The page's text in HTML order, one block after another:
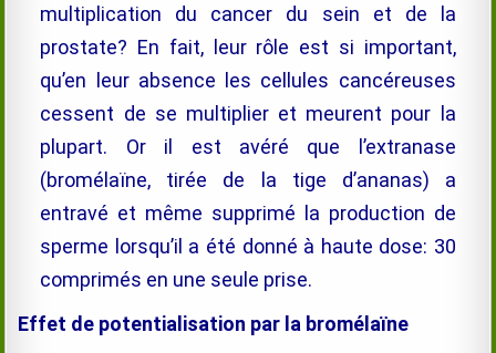
multiplication du cancer du sein et de la
prostate? En fait, leur rôle est si important,
qu’en leur absence les cellules cancéreuses
cessent de se multiplier et meurent pour la
plupart. Or il est avéré que l’extranase
(bromélaïne, tirée de la tige d’ananas) a
entravé et même supprimé la production de
sperme lorsqu’il a été donné à haute dose: 30
comprimés en une seule prise.
Effet de potentialisation par la bromélaïne